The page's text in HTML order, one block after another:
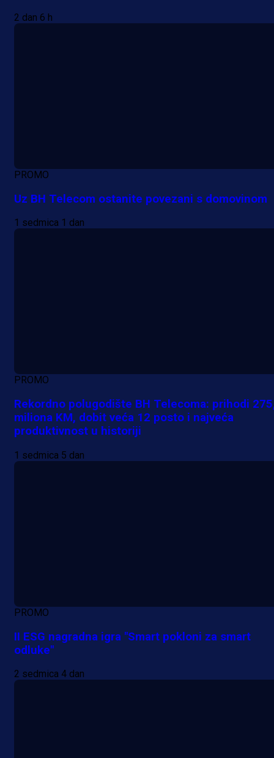
2 dan 6 h
PROMO
Uz BH Telecom ostanite povezani s domovinom
1 sedmica 1 dan
PROMO
Rekordno polugodište BH Telecoma: prihodi
miliona KM, dobit veća 12 posto i najveća
produktivnost u historiji
1 sedmica 5 dan
PROMO
II ESG nagradna igra "Smart pokloni za smart
odluke"
2 sedmica 4 dan